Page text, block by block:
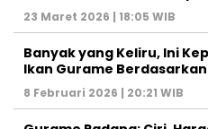
23 Maret 2026 | 18:05 WIB
Banyak yang Keliru, Ini
Ikan Gurame
8 Februari 2026 | 20:21 WIB